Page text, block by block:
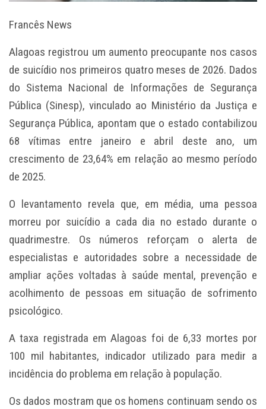
Francês News
Alagoas registrou um aumento preocupante nos casos
de suicídio nos primeiros quatro meses de 2026. Dados
do Sistema Nacional de Informações de Segurança
Pública (Sinesp), vinculado ao Ministério da Justiça e
Segurança Pública, apontam que o estado contabilizou
68 vítimas entre janeiro e abril deste ano, um
crescimento de 23,64% em relação ao mesmo período
de 2025.
O levantamento revela que, em média, uma pessoa
morreu por suicídio a cada dia no estado durante o
quadrimestre. Os números reforçam o alerta de
especialistas e autoridades sobre a necessidade de
ampliar ações voltadas à saúde mental, prevenção e
acolhimento de pessoas em situação de sofrimento
psicológico.
A taxa registrada em Alagoas foi de 6,33 mortes por
100 mil habitantes, indicador utilizado para medir a
incidência do problema em relação à população.
Os dados mostram que os homens continuam sendo os